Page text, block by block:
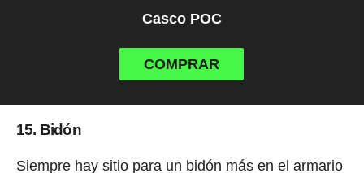
Casco POC
COMPRAR
15. Bidón
Siempre hay sitio para un bidón más en el armario